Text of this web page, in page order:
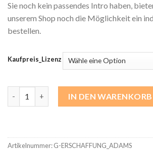
Sie noch kein passendes Intro haben,
unserem Shop noch die Möglichkeit ein
bestellen.
Kaufpreis_Lizenz
IN DEN WARENKORB
Artikelnummer:G-ERSCHAFFUNG_ADAMS